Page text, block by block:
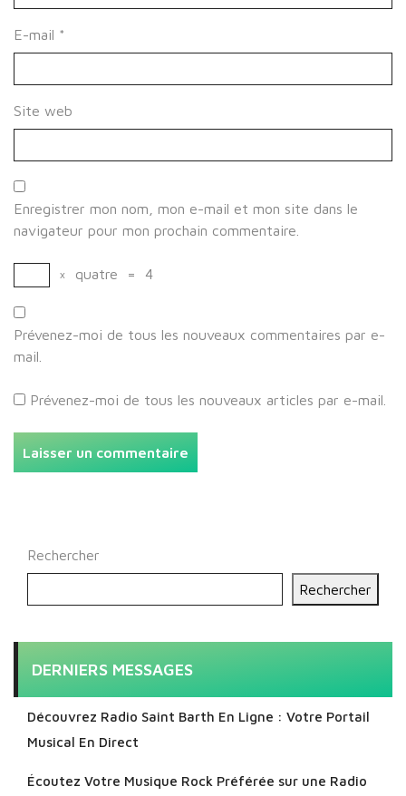
E-mail *
Site web
Enregistrer mon nom, mon e-mail et mon site dans le
navigateur pour mon prochain commentaire.
× quatre = 4
Prévenez-moi de tous les nouveaux commentaires par e-
mail.
Prévenez-moi de tous les nouveaux articles par e-mail.
Rechercher
Rechercher
DERNIERS MESSAGES
Découvrez Radio Saint Barth En Ligne : Votre Portail
Musical En Direct
Écoutez Votre Musique Rock Préférée sur une Radio